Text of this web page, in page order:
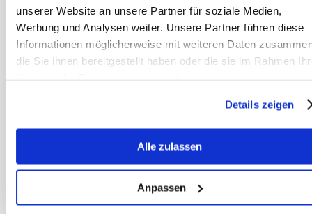
unserer Website an unsere Partner für soziale Medien,
Werbung und Analysen weiter. Unsere Partner führen diese
Informationen möglicherweise mit weiteren Daten
die Sie ihnen bereitgestellt haben oder die sie im Rahmen
Details zeigen
Alle zulassen
Anpassen
Verhaltensweisen
Verwirrung beim Pferd
Zu frühes Timing: